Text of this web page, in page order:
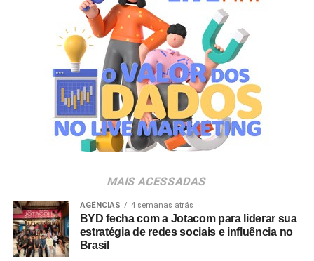
permanece sendo uma oportunidade única para
desenhar o futuro e criar conexões memoráveis entre
marcas e pessoas.
Ao longo de 10 anos, a agência vem transformando essa
visão em prática, ampliando sua atuação em brand
experience, trade marketing, tecnologia, conteúdo e
inteligência de dados para gerar impacto real no
negócio. A celebração acompanha também o
amadurecimento de seu posicionamento institucional
uma evolução do DNA da agência.
“Construímos nossa trajetória com a crença de que
nenhuma experiência vale a pena sem conteúdo e
nenhum conteúdo é relevante sem gerar impacto real no
MAIS ACESSADAS
AGÊNCIAS 4 semanas atrás
BYD fecha com a Jotacom para liderar sua
estratégia de redes sociais e influência no
Brasil